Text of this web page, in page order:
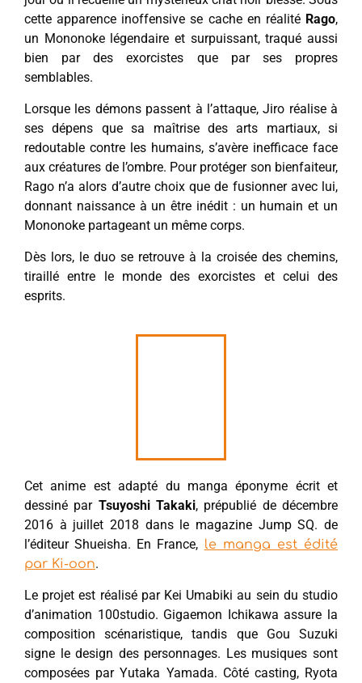
cette apparence inoffensive se cache en réalité Rago,
un Mononoke légendaire et surpuissant, traqué aussi
bien par des exorcistes que par ses propres
semblables.
Lorsque les démons passent à l’attaque, Jiro réalise à
ses dépens que sa maîtrise des arts martiaux, si
redoutable contre les humains, s’avère inefficace face
aux créatures de l’ombre. Pour protéger son bienfaiteur,
Rago n’a alors d’autre choix que de fusionner avec lui,
donnant naissance à un être inédit : un humain et un
Mononoke partageant un même corps.
Dès lors, le duo se retrouve à la croisée des chemins,
tiraillé entre le monde des exorcistes et celui des
esprits.
Cet anime est adapté du manga éponyme écrit et
dessiné par Tsuyoshi Takaki, prépublié de décembre
2016 à juillet 2018 dans le magazine Jump SQ. de
l’éditeur Shueisha. En France, le manga est édité
par Ki-oon.
Le projet est réalisé par Kei Umabiki au sein du studio
d’animation 100studio. Gigaemon Ichikawa assure la
composition scénaristique, tandis que Gou Suzuki
signe le design des personnages. Les musiques sont
composées par Yutaka Yamada. Côté casting, Ryota